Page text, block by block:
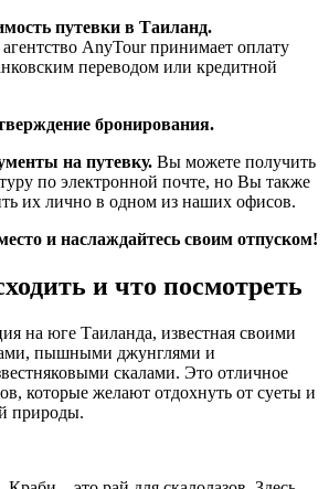
путевки в Таиланд.
агентство AnyTour принимает оплату
переводом или кредитной
бронирования.
на путевку. Вы можете получить
по электронной почте, но Вы также
их лично в одном из наших офисов.
и наслаждайтесь своим отпуском!
и что посмотреть
на юге Таиланда, известная своими
пышными джунглями и
скалами. Это отличное
которые желают отдохнуть от суеты и
природы.